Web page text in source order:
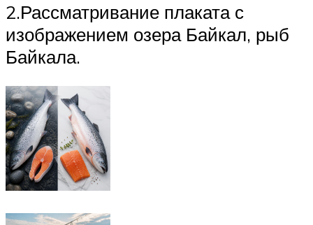
2.Рассматривание плаката с
изображением озера Байкал, рыб
Байкала.